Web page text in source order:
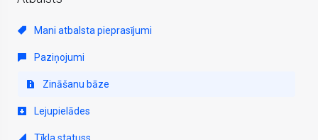
Mani atbalsta pieprasījumi
Paziņojumi
Zināšanu bāze
Lejupielādes